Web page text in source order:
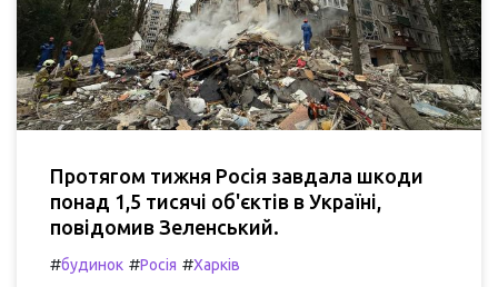
Протягом тижня Росія завдала шкоди
понад 1,5 тисячі об'єктів в Україні,
повідомив Зеленський.
#будинок #Росія #Харків